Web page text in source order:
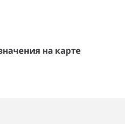
на карте